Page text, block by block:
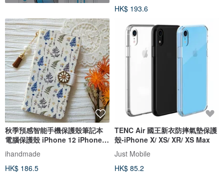
HK$ 193.6
秋季預感智能手機保護殼筆記本
電腦保護殼 iPhone 12 iPhone
XR iPhone 11 Xperia 10 IV
Galaxy S23 Android
ihandmade
HK$ 186.5
TENC Air 國王新衣防摔氣墊保護
殼-iPhone X/ XS/ XR/ XS Max
Just Mobile
HK$ 85.2